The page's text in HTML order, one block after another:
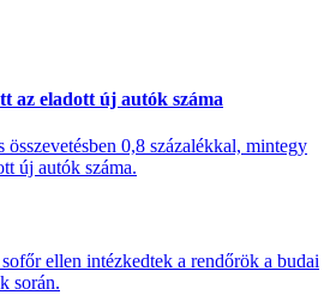
az eladott új autók száma
0,8 százalékkal, mintegy
új autók száma.
ellen intézkedtek a rendőrök a budai
során.